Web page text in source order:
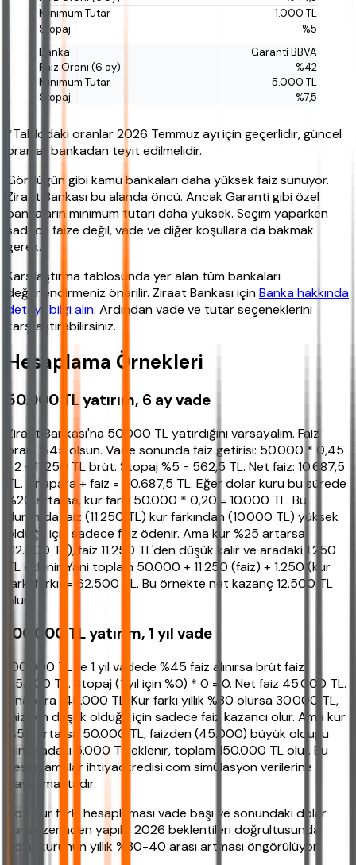
1.000 TL
%5
Garanti BBVA
%42
5.000 TL
%7,5
*Tablodaki oranlar 2026 Temmuz ayı için geçerlidir, güncel
oranlar bankadan teyit edilmelidir.
Gördüğün gibi kamu bankaları daha yüksek faiz sunuyor.
Ziraat Bankası bu alanda öncü. Ancak Garanti gibi özel
bankaların minimum tutarı daha yüksek. Seçim yaparken
sadece faize değil, vade ve diğer koşullara da bakmak
gerek.
Karşılaştırma tablosunda yer alan tüm bankaları
değerlendirmeniz önerilir. Ziraat Bankası içinBanka hakkında
detaylı bilgi alın. Ardından vade ve tutar seçeneklerini
karşılaştırabilirsiniz.
Hesaplama Örnekleri
50.000 TL yatırım, 6 ay vade
Ziraat Bankası'na 50.000 TL yatırdığını varsayalım. Faiz
oranı %45 olsun. Vade sonunda faiz getirisi: 50.000 * 0,45
/ 2 = 11.250 TL brüt. Stopaj %5 = 562,5 TL. Net faiz: 10.687,5
TL. Anapara + faiz = 60.687,5 TL. Eğer dolar kuru bu sürede
%20 artarsa, kur farkı 50.000 * 0,20 = 10.000 TL. Bu
durumda faiz (11.250 TL) kur farkından (10.000 TL) yüksek
olduğu için sadece faiz ödenir. Ama kur %25 artarsa
(12.500 TL), faiz 11.250 TL'den düşük kalır ve aradaki 1.250
TL eklenir. Yani toplam 50.000 + 11.250 (faiz) + 1.250 (kur
farkı farkı) = 62.500 TL. Bu örnekte net kazanç 12.500 TL
olur.
100.000 TL yatırım, 1 yıl vade
100.000 TL ile 1 yıl vadede %45 faiz alınırsa brüt faiz
45.000 TL. Stopaj (1 yıl için %0) * 0 = 0. Net faiz 45.000 TL.
Anapara 145.000 TL. Kur farkı yıllık %30 olursa 30.000 TL,
faizden düşük olduğu için sadece faiz kazancı olur. Ama kur
%50 artarsa 50.000 TL, faizden (45.000) büyük olduğu
için aradaki 5.000 TL eklenir, toplam 150.000 TL olur. Bu
hesaplamalar ihtiyackredisi.com simülasyon verilerine
dayanmaktadır.
Not: Kur farkı hesaplaması vade başı ve sonundaki dolar
kuru üzerinden yapılır. 2026 beklentileri doğrultusunda
dolar kurunun yıllık %30-40 arası artması öngörülüyor.